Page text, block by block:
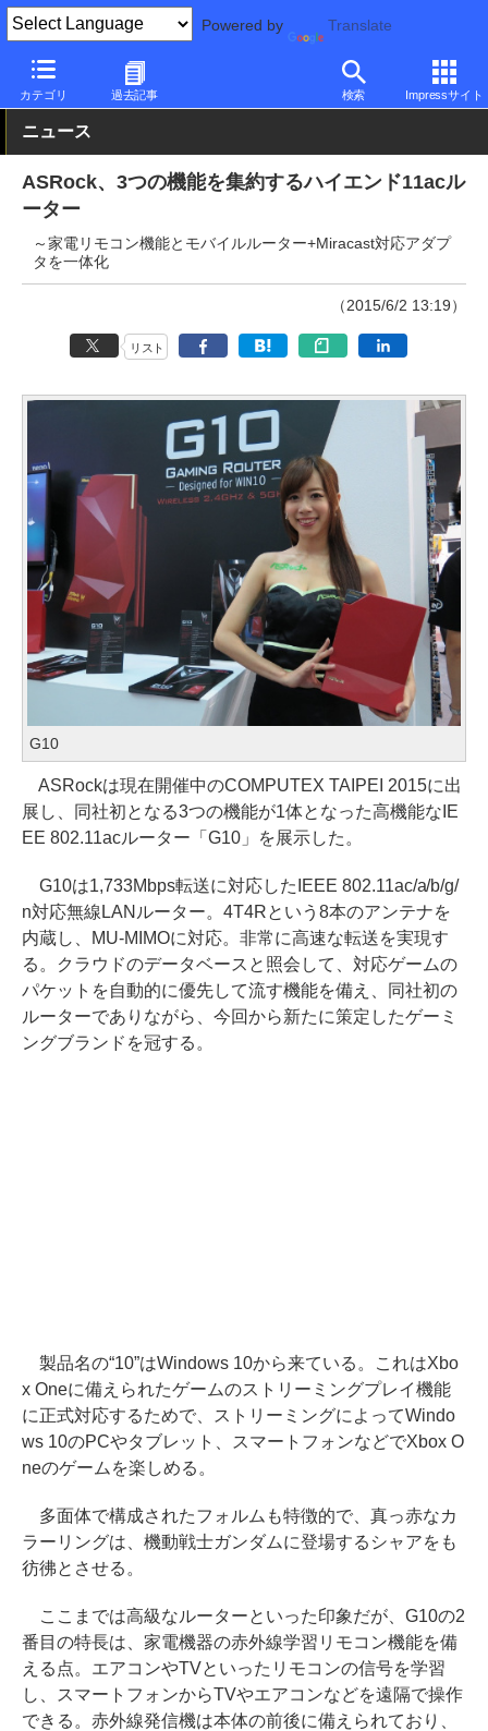
Powered by Translate
カテゴリ 過去記事 検索 Impressサイト
PC Watch 半導体/周辺機器
ニュース
ASRock、3つの機能を集約するハイエンド11acル
ーター
～家電リモコン機能とモバイルルーター+Miracast対応アダプ
タを一体化
（2015/6/2 13:19）
リスト
G10
ASRockは現在開催中のCOMPUTEX TAIPEI 2015に出
展し、同社初となる3つの機能が1体となった高機能なIE
EE 802.11acルーター「G10」を展示した。
G10は1,733Mbps転送に対応したIEEE 802.11ac/a/b/g/
n対応無線LANルーター。4T4Rという8本のアンテナを
内蔵し、MU-MIMOに対応。非常に高速な転送を実現す
る。クラウドのデータベースと照会して、対応ゲームの
パケットを自動的に優先して流す機能を備え、同社初の
ルーターでありながら、今回から新たに策定したゲーミ
ングブランドを冠する。
製品名の“10”はWindows 10から来ている。これはXbo
x Oneに備えられたゲームのストリーミングプレイ機能
に正式対応するためで、ストリーミングによってWindo
ws 10のPCやタブレット、スマートフォンなどでXbox O
neのゲームを楽しめる。
多面体で構成されたフォルムも特徴的で、真っ赤なカ
ラーリングは、機動戦士ガンダムに登場するシャアをも
彷彿とさせる。
ここまでは高級なルーターといった印象だが、G10の2
番目の特長は、家電機器の赤外線学習リモコン機能を備
える点。エアコンやTVといったリモコンの信号を学習
し、スマートフォンからTVやエアコンなどを遠隔で操作
できる。赤外線発信機は本体の前後に備えられており、